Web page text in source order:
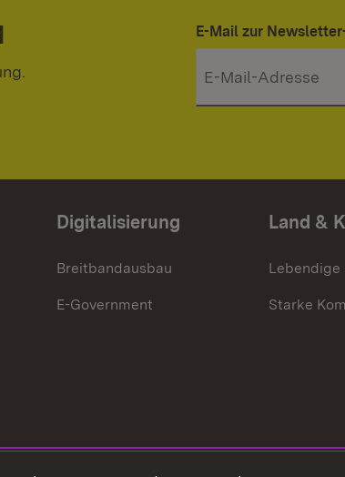
E-Mail zur
Digitalisierung
Breitbandausbau
E-Government
Land &
Lebendige
Starke